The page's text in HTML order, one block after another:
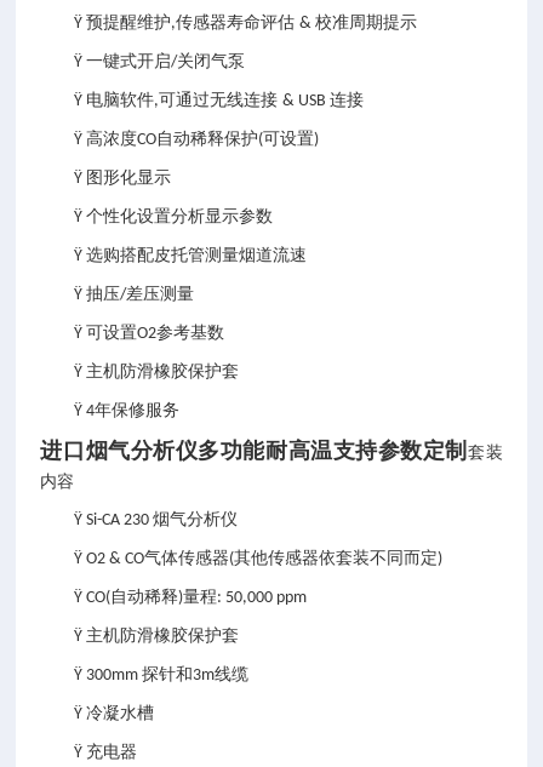
Ÿ预提醒维护,传感器寿命评估&校准周期提示
Ÿ一键式开启/关闭气泵
Ÿ 电脑软件,可通过无线连接& USB连接
Ÿ 高浓度CO自动稀释保护(可设置)
Ÿ 图形化显示
Ÿ个性化设置分析显示参数
Ÿ选购搭配皮托管测量烟道流速
Ÿ抽压/差压测量
Ÿ 可设置O2参考基数
Ÿ主机防滑橡胶保护套
Ÿ 4年保修服务
进口烟气分析仪多功能耐高温支持参数定制 套装
内容
Ÿ Si-CA 230烟气分析仪
Ÿ O2 & CO气体传感器(其他传感器依套装不同而定)
Ÿ CO(自动稀释)量程: 50,000 ppm
Ÿ主机防滑橡胶保护套
Ÿ 300mm探针和 3m线缆
Ÿ冷凝水槽
Ÿ 充电器